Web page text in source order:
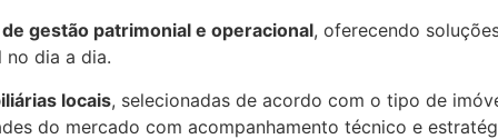
gestão patrimonial e operacional, oferecendo
dia a dia.
locais, selecionadas de acordo com o tipo de
do mercado com acompanhamento técnico e